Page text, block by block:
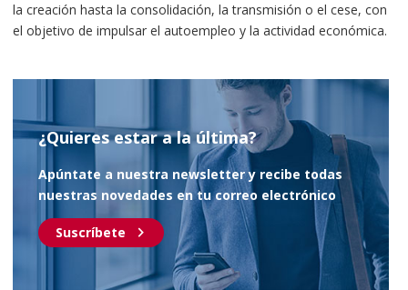
la creación hasta la consolidación, la transmisión o el cese, con
el objetivo de impulsar el autoempleo y la actividad económica.
¿Quieres estar a la última?
Apúntate a nuestra newsletter y recibe todas
nuestras novedades en tu correo electrónico
Suscríbete chevron_right